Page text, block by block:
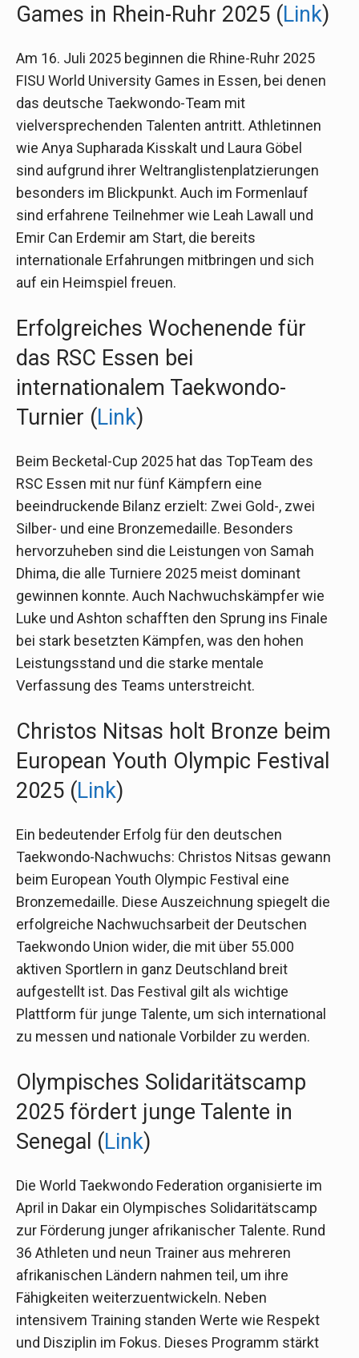
Games in Rhein-Ruhr 2025 (Link)
Am 16. Juli 2025 beginnen die Rhine-Ruhr 2025
FISU World University Games in Essen, bei denen
das deutsche Taekwondo-Team mit
vielversprechenden Talenten antritt. Athletinnen
wie Anya Supharada Kisskalt und Laura Göbel
sind aufgrund ihrer Weltranglistenplatzierungen
besonders im Blickpunkt. Auch im Formenlauf
sind erfahrene Teilnehmer wie Leah Lawall und
Emir Can Erdemir am Start, die bereits
internationale Erfahrungen mitbringen und sich
auf ein Heimspiel freuen.
Erfolgreiches Wochenende für
das RSC Essen bei
internationalem Taekwondo-
Turnier (Link)
Beim Becketal-Cup 2025 hat das TopTeam des
RSC Essen mit nur fünf Kämpfern eine
beeindruckende Bilanz erzielt: Zwei Gold-, zwei
Silber- und eine Bronzemedaille. Besonders
hervorzuheben sind die Leistungen von Samah
Dhima, die alle Turniere 2025 meist dominant
gewinnen konnte. Auch Nachwuchskämpfer wie
Luke und Ashton schafften den Sprung ins Finale
bei stark besetzten Kämpfen, was den hohen
Leistungsstand und die starke mentale
Verfassung des Teams unterstreicht.
Christos Nitsas holt Bronze beim
European Youth Olympic Festival
2025 (Link)
Ein bedeutender Erfolg für den deutschen
Taekwondo-Nachwuchs: Christos Nitsas gewann
beim European Youth Olympic Festival eine
Bronzemedaille. Diese Auszeichnung spiegelt die
erfolgreiche Nachwuchsarbeit der Deutschen
Taekwondo Union wider, die mit über 55.000
aktiven Sportlern in ganz Deutschland breit
aufgestellt ist. Das Festival gilt als wichtige
Plattform für junge Talente, um sich international
zu messen und nationale Vorbilder zu werden.
Olympisches Solidaritätscamp
2025 fördert junge Talente in
Senegal (Link)
Die World Taekwondo Federation organisierte im
April in Dakar ein Olympisches Solidaritätscamp
zur Förderung junger afrikanischer Talente. Rund
36 Athleten und neun Trainer aus mehreren
afrikanischen Ländern nahmen teil, um ihre
Fähigkeiten weiterzuentwickeln. Neben
intensivem Training standen Werte wie Respekt
und Disziplin im Fokus. Dieses Programm stärkt